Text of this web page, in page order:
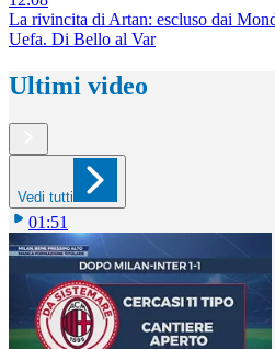
La rivincita di Artan: escluso dai
Uefa. Di Bello al Var
Ultimi video
Vedi tutti
01:51